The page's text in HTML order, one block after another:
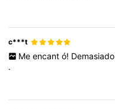
c***t
Me encant ó! Demasiado
.